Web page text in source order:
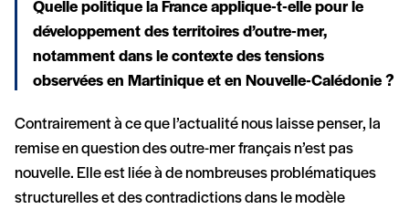
Quelle politique la France applique-t-elle pour le
développement des territoires d’outre-mer,
notamment dans le contexte des tensions
observées en Martinique et en Nouvelle-Calédonie ?
Contrairement à ce que l’actualité nous laisse penser, la
remise en question des outre-mer français n’est pas
nouvelle. Elle est liée à de nombreuses problématiques
structurelles et des contradictions dans le modèle